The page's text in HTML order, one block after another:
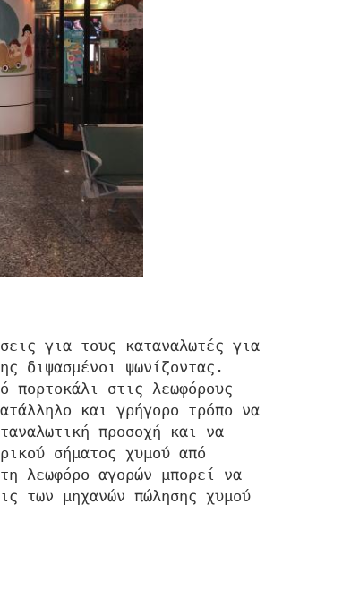
για τους καταναλωτές για
διψασμένοι ψωνίζοντας.
πορτοκάλι στις λεωφόρους
και γρήγορο τρόπο να
προσοχή και να
σήματος χυμού από
λεωφόρο αγορών μπορεί να
των μηχανών πώλησης χυμού